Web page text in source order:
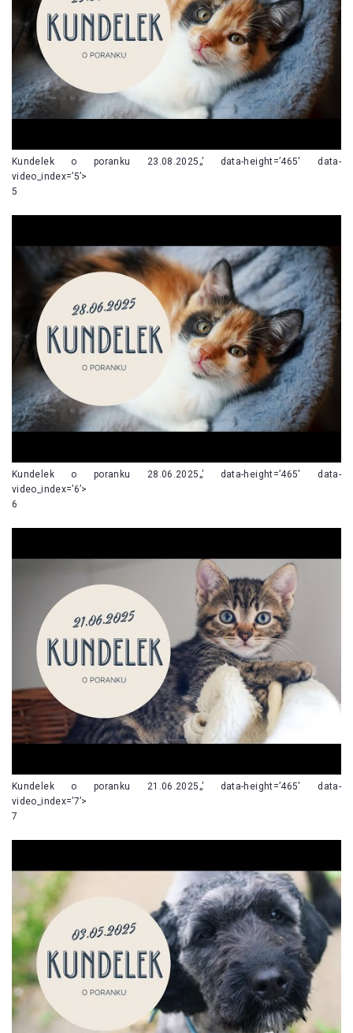
Kundelek o poranku 23.08.2025„’ data-height=’465′ data-
video_index=’5’>
5
Kundelek o poranku 28.06.2025„’ data-height=’465′ data-
video_index=’6’>
6
Kundelek o poranku 21.06.2025„’ data-height=’465′ data-
video_index=’7’>
7